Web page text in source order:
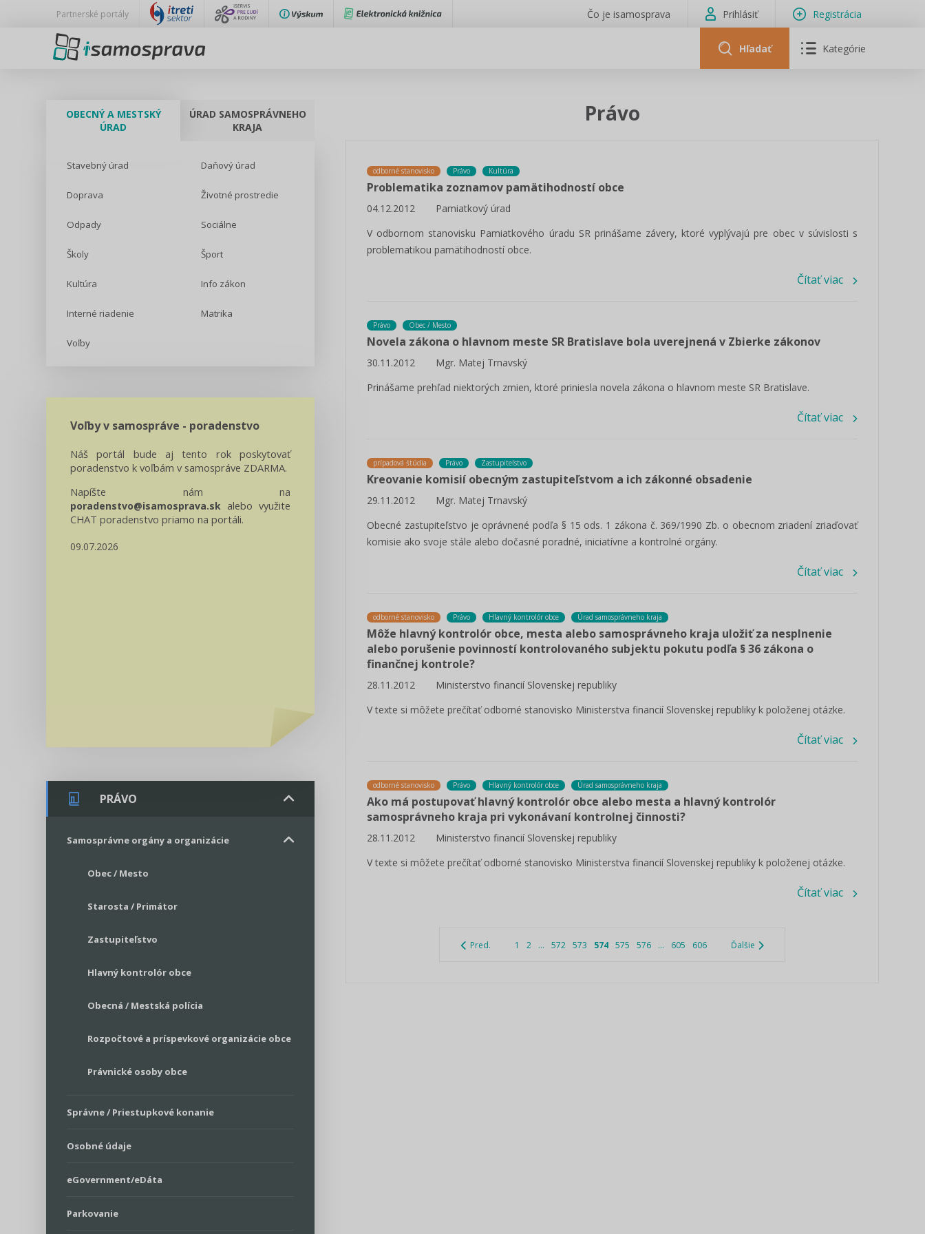
Partnerské portály Čo je isamosprava Prihlásiť Registrácia
Hľadať Kategórie
OBECNÝ A MESTSKÝ
ÚRAD
ÚRAD SAMOSPRÁVNEHO
KRAJA
Stavebný úrad Daňový úrad
Doprava Životné prostredie
Odpady Sociálne
Školy Šport
Kultúra Info zákon
Interné riadenie Matrika
Voľby
Voľby v samospráve - poradenstvo
Náš portál bude aj tento rok poskytovať
poradenstvo k voľbám v samospráve ZDARMA.
Napíšte nám na
poradenstvo@isamosprava.sk alebo využite
CHAT poradenstvo priamo na portáli.
09.07.2026
PRÁVO
Samosprávne orgány a organizácie
Obec / Mesto
Starosta / Primátor
Zastupiteľstvo
Hlavný kontrolór obce
Obecná / Mestská polícia
Rozpočtové a príspevkové organizácie obce
Právnické osoby obce
Správne / Priestupkové konanie
Osobné údaje
eGovernment/eDáta
Parkovanie
Právo
odborné stanovisko Právo Kultúra
Problematika zoznamov pamätihodností obce
04.12.2012
Pamiatkový úrad
V odbornom stanovisku Pamiatkového úradu SR prinášame závery, ktoré vyplývajú pre obec v súvislosti s
problematikou pamätihodností obce.
Čítať viac
Právo Obec / Mesto
Novela zákona o hlavnom meste SR Bratislave bola uverejnená v Zbierke zákonov
30.11.2012
Mgr. Matej Trnavský
Prinášame prehľad niektorých zmien, ktoré priniesla novela zákona o hlavnom meste SR Bratislave.
Čítať viac
prípadová štúdia Právo Zastupiteľstvo
Kreovanie komisií obecným zastupiteľstvom a ich zákonné obsadenie
29.11.2012
Mgr. Matej Trnavský
Obecné zastupiteľstvo je oprávnené podľa § 15 ods. 1 zákona č. 369/1990 Zb. o obecnom zriadení zriaďovať
komisie ako svoje stále alebo dočasné poradné, iniciatívne a kontrolné orgány.
Čítať viac
odborné stanovisko Právo Hlavný kontrolór obce Úrad samosprávneho kraja
Môže hlavný kontrolór obce, mesta alebo samosprávneho kraja uložiť za nesplnenie
alebo porušenie povinností kontrolovaného subjektu pokutu podľa § 36 zákona o
finančnej kontrole?
28.11.2012
Ministerstvo financií Slovenskej republiky
V texte si môžete prečítať odborné stanovisko Ministerstva financií Slovenskej republiky k položenej otázke.
Čítať viac
odborné stanovisko Právo Hlavný kontrolór obce Úrad samosprávneho kraja
Ako má postupovať hlavný kontrolór obce alebo mesta a hlavný kontrolór
samosprávneho kraja pri vykonávaní kontrolnej činnosti?
28.11.2012
Ministerstvo financií Slovenskej republiky
V texte si môžete prečítať odborné stanovisko Ministerstva financií Slovenskej republiky k položenej otázke.
Čítať viac
Pred. 1 2 ... 572 573 574 575 576 ... 605 606 Ďalšie